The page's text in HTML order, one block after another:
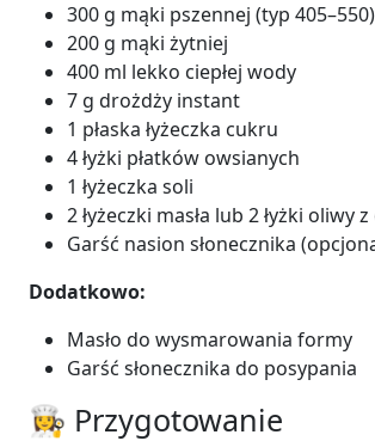
300 g mąki pszennej (typ 405–550)
200 g mąki żytniej
400 ml lekko ciepłej wody
7 g drożdży instant
1 płaska łyżeczka cukru
4 łyżki płatków owsianych
1 łyżeczka soli
2 łyżeczki masła lub 2 łyżki oliwy
Garść nasion słonecznika
Dodatkowo:
Masło do wysmarowania formy
Garść słonecznika do posypania
👩‍🍳 Przygotowanie